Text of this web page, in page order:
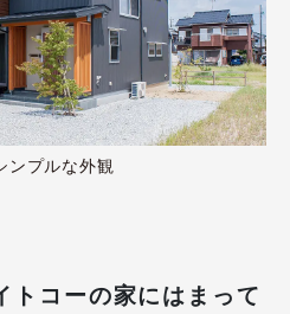
ンプルな外観
トコーの家にはまって